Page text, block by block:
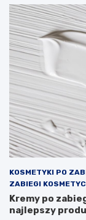
KOSMETYKI PO
ZABIEGI
Kremy po
najlepszy